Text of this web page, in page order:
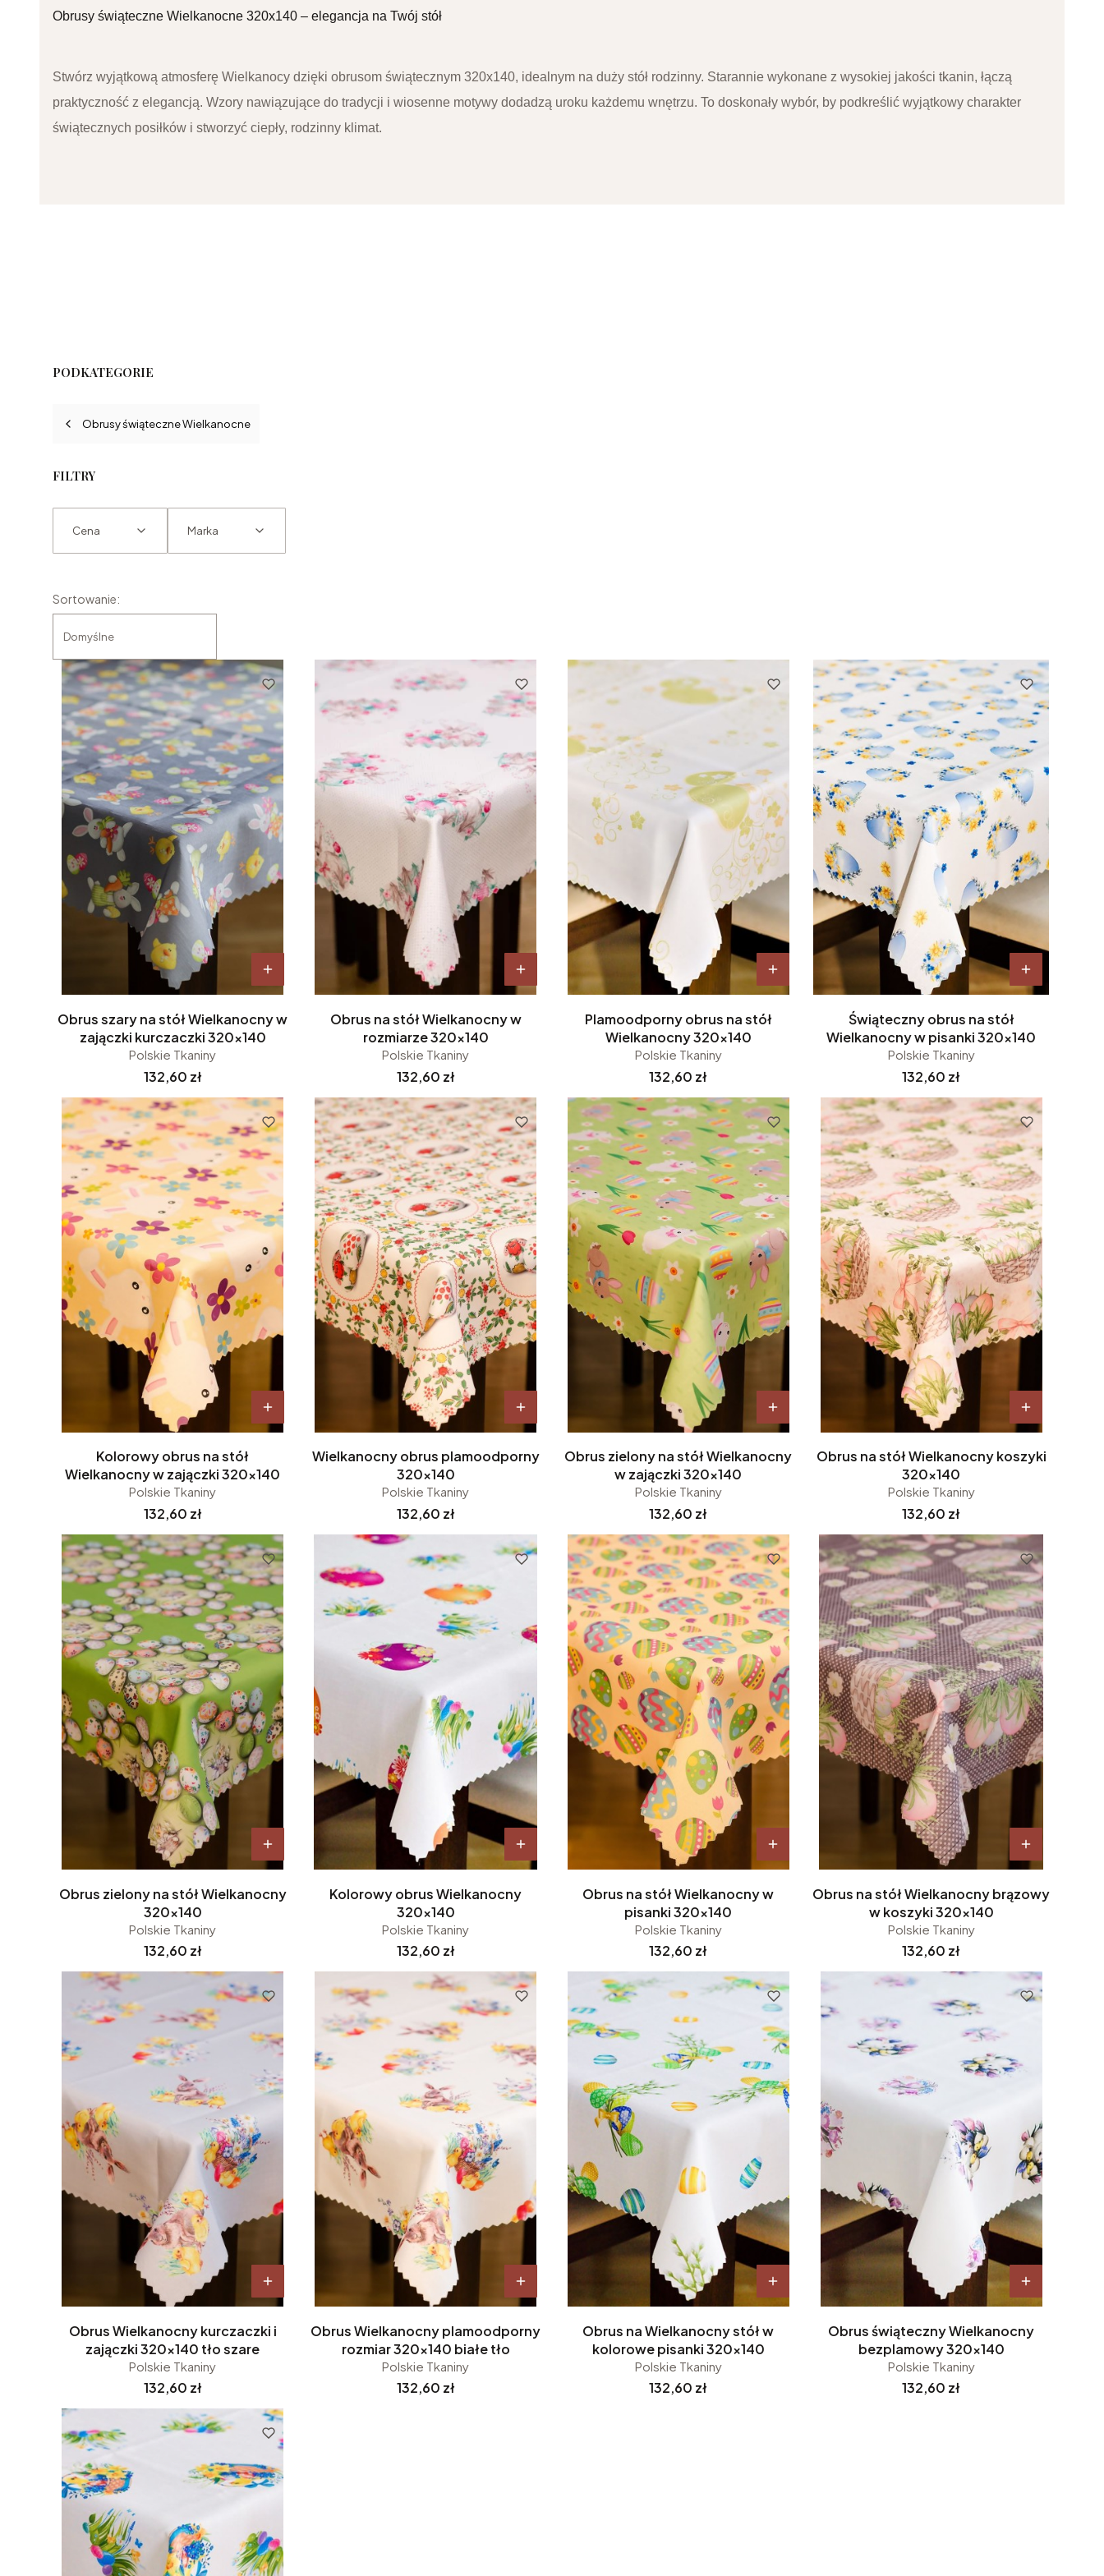
Obrusy świąteczne Wielkanocne 320x140 – elegancja na Twój stół
Stwórz wyjątkową atmosferę Wielkanocy dzięki obrusom świątecznym 320x140, idealnym na duży stół rodzinny. Starannie wykonane z wysokiej jakości tkanin, łączą
praktyczność z elegancją. Wzory nawiązujące do tradycji i wiosenne motywy dodadzą uroku każdemu wnętrzu. To doskonały wybór, by podkreślić wyjątkowy charakter
świątecznych posiłków i stworzyć ciepły, rodzinny klimat.
PODKATEGORIE
Obrusy świąteczne Wielkanocne
FILTRY
Cena Marka
Lista produktów
Sortowanie:
Domyślne
Obrus szary na stół Wielkanocny w
zajączki kurczaczki 320x140
Polskie Tkaniny
Cena
132,60 zł
Obrus na stół Wielkanocny w
rozmiarze 320x140
Polskie Tkaniny
Cena
132,60 zł
Plamoodporny obrus na stół
Wielkanocny 320x140
Polskie Tkaniny
Cena
132,60 zł
Świąteczny obrus na stół
Wielkanocny w pisanki 320x140
Polskie Tkaniny
Cena
132,60 zł
Kolorowy obrus na stół
Wielkanocny w zajączki 320x140
Polskie Tkaniny
Cena
132,60 zł
Wielkanocny obrus plamoodporny
320x140
Polskie Tkaniny
Cena
132,60 zł
Obrus zielony na stół Wielkanocny
w zajączki 320x140
Polskie Tkaniny
Cena
132,60 zł
Obrus na stół Wielkanocny koszyki
320x140
Polskie Tkaniny
Cena
132,60 zł
Obrus zielony na stół Wielkanocny
320x140
Polskie Tkaniny
Cena
132,60 zł
Kolorowy obrus Wielkanocny
320x140
Polskie Tkaniny
Cena
132,60 zł
Obrus na stół Wielkanocny w
pisanki 320x140
Polskie Tkaniny
Cena
132,60 zł
Obrus na stół Wielkanocny brązowy
w koszyki 320x140
Polskie Tkaniny
Cena
132,60 zł
Obrus Wielkanocny kurczaczki i
zajączki 320x140 tło szare
Polskie Tkaniny
Cena
132,60 zł
Obrus Wielkanocny plamoodporny
rozmiar 320x140 białe tło
Polskie Tkaniny
Cena
132,60 zł
Obrus na Wielkanocny stół w
kolorowe pisanki 320x140
Polskie Tkaniny
Cena
132,60 zł
Obrus świąteczny Wielkanocny
bezplamowy 320x140
Polskie Tkaniny
Cena
132,60 zł